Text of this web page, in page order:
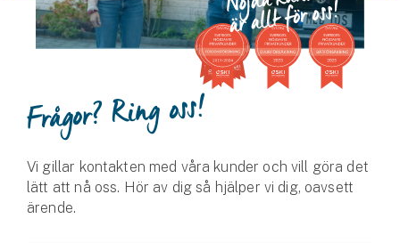
Båt
Märkesförsäkringar
Sportfiskarna
Djur
Frågor? Ring oss!
Vi gillar kontakten med våra kunder och vill göra det
lätt att nå oss. Hör av dig så hjälper vi dig, oavsett
ärende.